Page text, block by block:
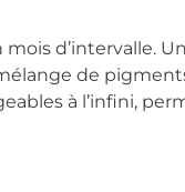
d’intervalle.
de
à l’infini,